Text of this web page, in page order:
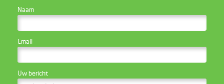
Naam
Email
Uw bericht